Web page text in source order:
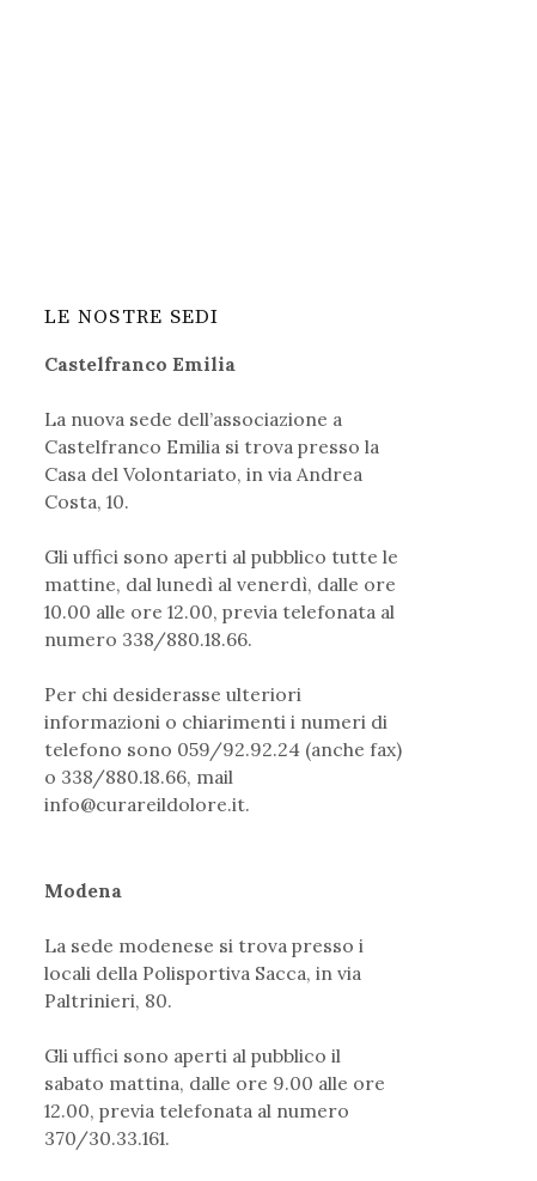
LE NOSTRE SEDI
Castelfranco Emilia
La nuova sede dell’associazione a
Castelfranco Emilia si trova presso la
Casa del Volontariato, in via Andrea
Costa, 10.
Gli uffici sono aperti al pubblico tutte le
mattine, dal lunedì al venerdì, dalle ore
10.00 alle ore 12.00, previa telefonata al
numero 338/880.18.66.
Per chi desiderasse ulteriori
informazioni o chiarimenti i numeri di
telefono sono 059/92.92.24 (anche fax)
o 338/880.18.66, mail
info@curareildolore.it.
Modena
La sede modenese si trova presso i
locali della Polisportiva Sacca, in via
Paltrinieri, 80.
Gli uffici sono aperti al pubblico il
sabato mattina, dalle ore 9.00 alle ore
12.00, previa telefonata al numero
370/30.33.161.